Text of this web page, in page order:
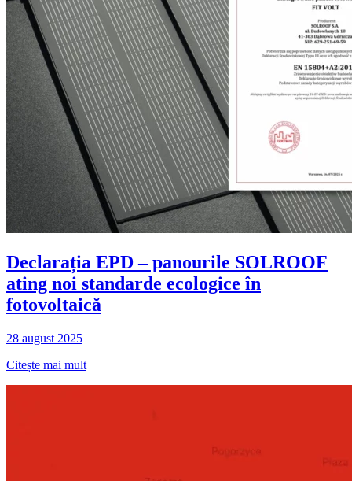
Declarația EPD – panourile SOLROOF
ating noi standarde ecologice în
fotovoltaică
28 august 2025
Citește mai mult